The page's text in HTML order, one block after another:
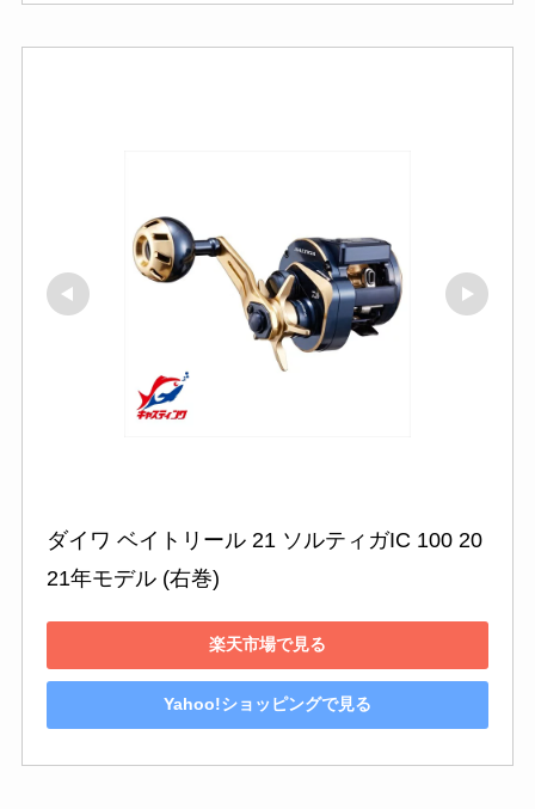
ダイワ ベイトリール 21 ソルティガIC 100 20
21年モデル (右巻)
楽天市場で見る
Yahoo!ショッピングで見る